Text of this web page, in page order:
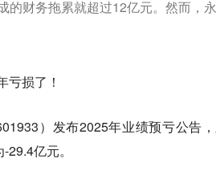
的财务拖累就超过12亿元。然而，
亏损了！
）发布2025年业绩预亏公告
亿元。